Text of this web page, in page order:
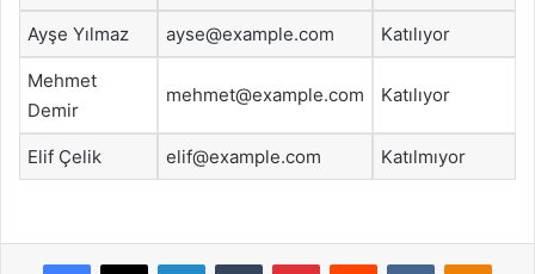
Ayşe Yılmaz ayse@example.com Katılıyor
Mehmet
Demir
mehmet@example.com Katılıyor
Elif Çelik elif@example.com Katılmıyor
Facebook
X LinkedInTumblr PinterestReddit VKontakte